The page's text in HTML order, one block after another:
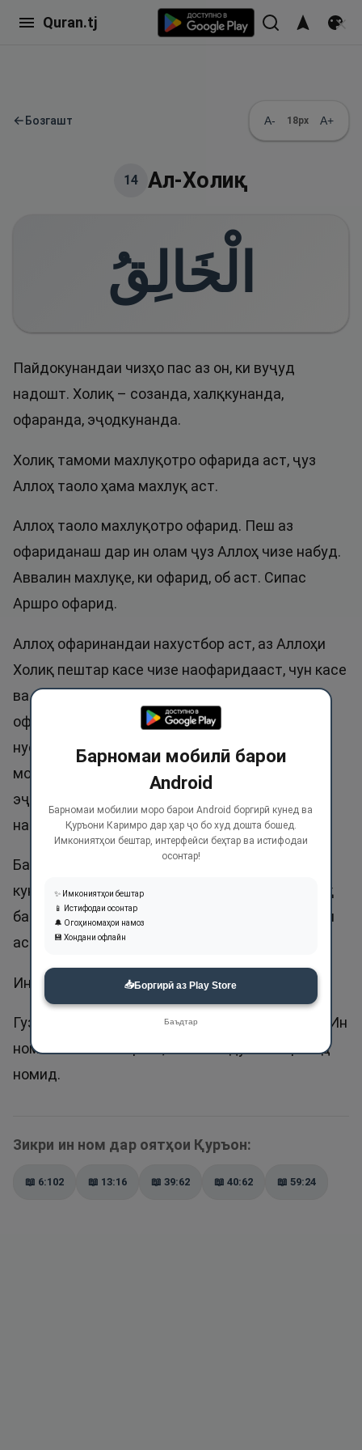
Quran.tj
←Бозгашт A- 18px A+
14 Ал-Холиқ
الْخَالِقُ
Пайдокунандаи чизҳо пас аз он, ки вуҷуд
надошт. Холиқ – созанда, халқкунанда,
офаранда, эҷодкунанда.
Холиқ тамоми махлуқотро офарида аст, ҷуз
Аллоҳ таоло ҳама махлуқ аст.
Аллоҳ таоло махлуқотро офарид. Пеш аз
офариданаш дар ин олам ҷуз Аллоҳ чизе набуд.
Аввалин махлуқе, ки офарид, об аст. Сипас
Аршро офарид.
Аллоҳ офаринандаи нахустбор аст, аз Аллоҳи
Холиқ пештар касе чизе наофаридааст, чун касе
ва чизе набуд. Аллоҳ бемисоли собиқ ҳамаро
офарид, яъне ягон халқашро аз каси дигар
нусхабардорӣ накардааст ё дар сохтан ба он
монанду тақлид накардааст. Холиқ
эҷодкунандаи чизи нав аст, ки аз дигарон
намуна ва сармашқ нагирифта аст.
Ба ҳар махлуқ бо тааммулу тафаккур нигоҳ
кунед, бузургии Холиқи онро дарк мекунед, хоҳ
ба осмон назар кунед, хоҳ ба об, хоҳ ба занбӯри
асал, хоҳ ба сохти инсон ва ғайра.
Ин ном дар Қуръон 8 маротиба зикр шудааст.
Гузоштани номи Холиқ ба фарзанд ҷоиз нест. Ин
номи хосси Аллоҳ аст, балки Абдулхолиқ бояд
номид.
Зикри ин ном дар оятҳои Қуръон:
📖 6:102 📖 13:16 📖 39:62 📖 40:62 📖 59:24
Барномаи мобилӣ барои
Android
Барномаи мобилии моро барои Android боргирӣ кунед ва
Қуръони Каримро дар ҳар ҷо бо худ дошта бошед.
Имкониятҳои бештар, интерфейси беҳтар ва истифодаи
осонтар!
✨ Имкониятҳои бештар
📱 Истифодаи осонтар
🔔 Огоҳиномаҳои намоз
💾 Хондани офлайн
📥Боргирӣ аз Play Store
Баъдтар